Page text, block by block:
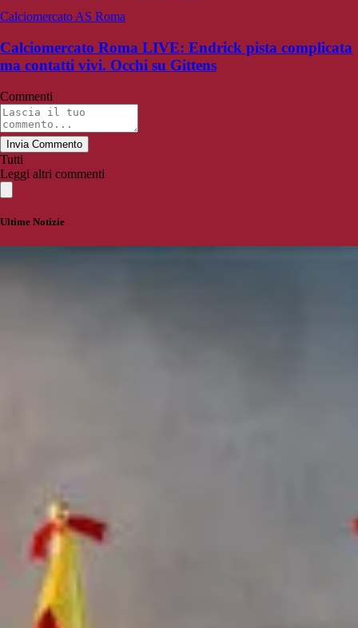
Calciomercato AS Roma
Calciomercato Roma LIVE: Endrick pista complicata
ma contatti vivi. Occhi su Gittens
Commenti
Invia Commento
Tutti
Leggi altri commenti
Ultime Notizie